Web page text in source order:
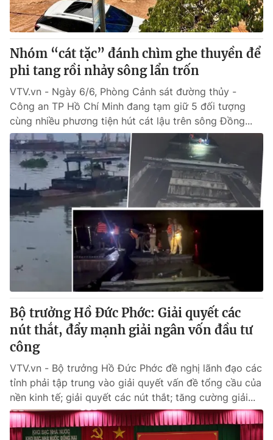
Nhóm “cát tặc” đánh chìm ghe thuyền để
phi tang rồi nhảy sông lẩn trốn
VTV.vn - Ngày 6/6, Phòng Cảnh sát đường thủy -
Công an TP Hồ Chí Minh đang tạm giữ 5 đối tượng
cùng nhiều phương tiện hút cát lậu trên sông Đồng...
Bộ trưởng Hồ Đức Phớc: Giải quyết các
nút thắt, đẩy mạnh giải ngân vốn đầu tư
công
VTV.vn - Bộ trưởng Hồ Đức Phớc đề nghị lãnh đạo các
tỉnh phải tập trung vào giải quyết vấn đề tổng cầu của
nền kinh tế; giải quyết các nút thắt; tăng cường giải...